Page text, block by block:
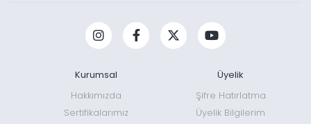
Kurumsal
Hakkımızda
Sertifikalarımız
Üyelik
Şifre Hatırlatma
Üyelik Bilgilerim